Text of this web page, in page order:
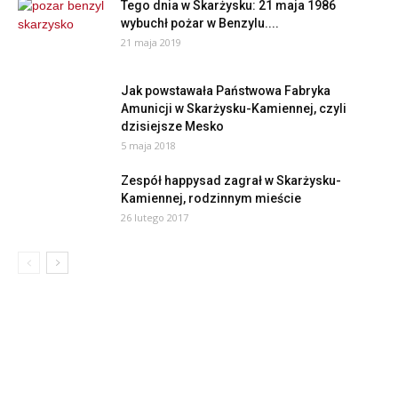
Tego dnia w Skarżysku: 21 maja 1986
wybuchł pożar w Benzylu....
21 maja 2019
Jak powstawała Państwowa Fabryka
Amunicji w Skarżysku-Kamiennej, czyli
dzisiejsze Mesko
5 maja 2018
Zespół happysad zagrał w Skarżysku-
Kamiennej, rodzinnym mieście
26 lutego 2017